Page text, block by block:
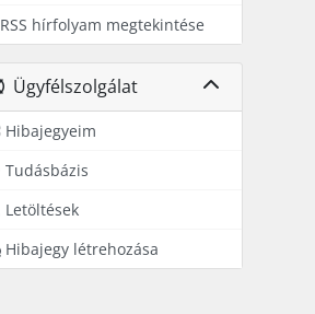
RSS hírfolyam megtekintése
Ügyfélszolgálat
Hibajegyeim
Tudásbázis
Letöltések
Hibajegy létrehozása